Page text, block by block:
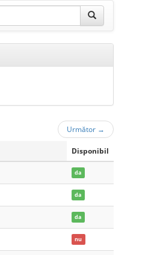
Următor →
Disponibil
da
da
da
nu